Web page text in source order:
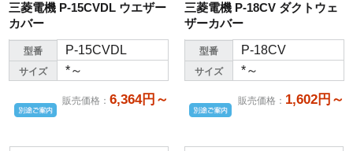
三菱電機 P-15CVDL ウエザー
カバー
型番 P-15CVDL
サイズ *～
販売価格 ： 6,364円～
三菱電機 P-18CV ダクトウェ
ザーカバー
型番 P-18CV
サイズ *～
販売価格 ： 1,602円～